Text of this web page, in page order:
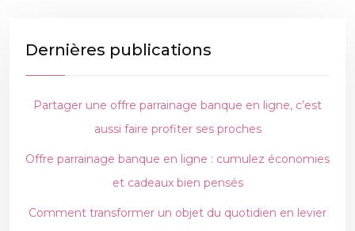
Dernières publications
Partager une offre parrainage banque en ligne, c’est
aussi faire profiter ses proches
Offre parrainage banque en ligne : cumulez économies
et cadeaux bien pensés
Comment transformer un objet du quotidien en levier